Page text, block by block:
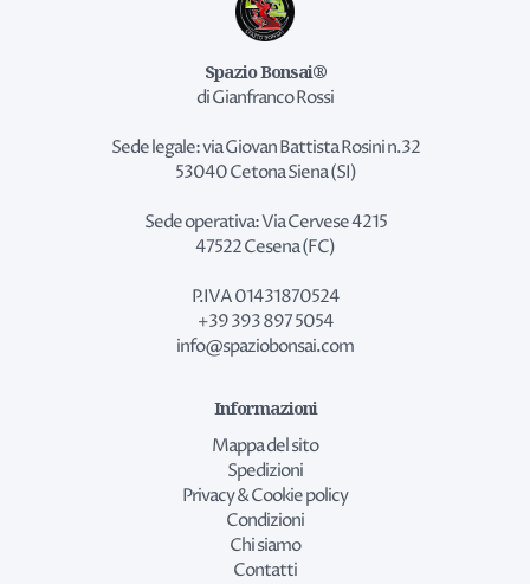
Spazio Bonsai®
di Gianfranco Rossi
Sede legale: via Giovan Battista Rosini n.32
53040 Cetona Siena (SI)
Sede operativa: Via Cervese 4215
47522 Cesena (FC)
P.IVA 01431870524
+39 393 897 5054
info@spaziobonsai.com
Informazioni
Mappa del sito
Spedizioni
Privacy & Cookie policy
Condizioni
Chi siamo
Contatti